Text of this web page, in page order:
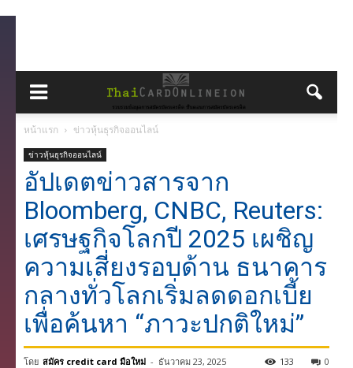
หน้าแรก ข่าวหุ้นธุรกิจออนไลน์
ข่าวหุ้นธุรกิจออนไลน์
อัปเดตข่าวสารจาก
Bloomberg, CNBC, Reuters:
เศรษฐกิจโลกปี 2025 เผชิญ
ความเสี่ยงรอบด้าน ธนาคาร
กลางทั่วโลกเริ่มลดดอกเบี้ย
เพื่อค้นหา “ภาวะปกติใหม่”
โดย สมัคร credit card มือใหม่ - ธันวาคม 23, 2025 0
133